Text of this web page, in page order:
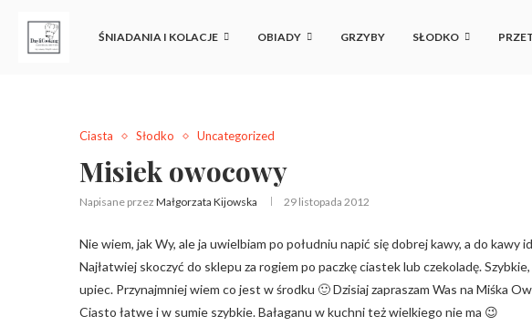
ŚNIADANIA I KOLACJE OBIADY GRZYBY SŁODKO
Ciasta Słodko Uncategorized
Misiek owocowy
Napisane przez Małgorzata Kijowska 29 listopada 2012
Nie wiem, jak Wy, ale ja uwielbiam po południu napić się dobrej kawy, a do kawy
Najłatwiej skoczyć do sklepu za rogiem po paczkę ciastek lub czekoladę.
upiec. Przynajmniej wiem co jest w środku 🙂 Dzisiaj zapraszam Was na Miśka
Ciasto łatwe i w sumie szybkie. Bałaganu w kuchni też wielkiego nie ma 😉